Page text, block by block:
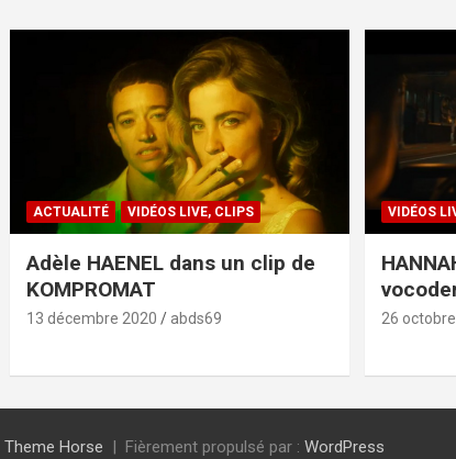
ACTUALITÉ VIDÉOS LIVE, CLIPS
Adèle HAENEL dans un clip de
KOMPROMAT
13 décembre 2020 abds69
VIDÉOS
26
Theme Horse Fièrement propulsé par : WordPress